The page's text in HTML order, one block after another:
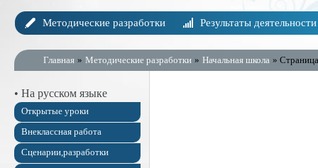
Методические разработки Результаты деятельности
Главная » Методические разработки » Начальная школа »
• На русском языке
Открытые уроки
Внеклассная работа
Сценарии,разработки